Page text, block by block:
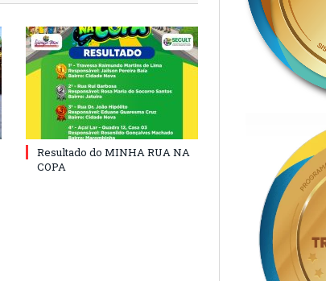
Resultado do MINHA RUA NA
COPA